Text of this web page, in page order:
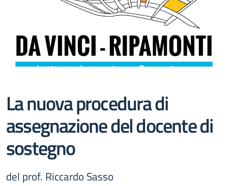
La nuova procedura di
assegnazione del docente di
sostegno
del prof. Riccardo Sasso